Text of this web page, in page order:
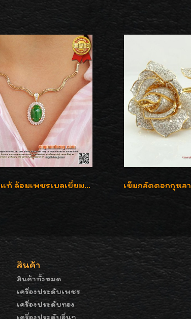
จี้หยกแท้ ล้อมเพชรเบลเยี่ยมคัท ราคาพิเศษไม่แพงค่ะ
สินค้า
สินค้าทั้งหมด
เครื่องประดับเพชร
เครื่องประดับทอง
เครื่องประดับอื่นๆ